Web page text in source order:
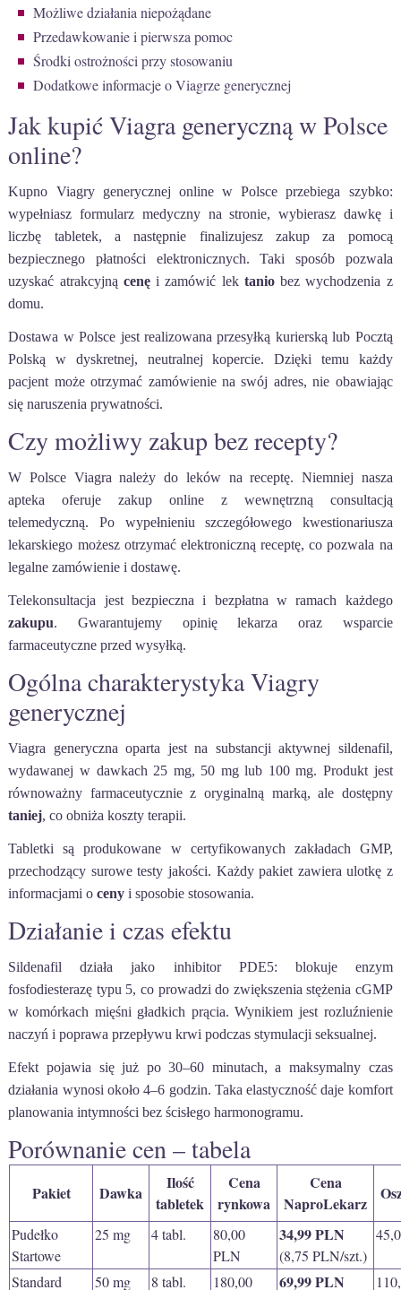
Możliwe działania niepożądane
Przedawkowanie i pierwsza pomoc
Środki ostrożności przy stosowaniu
Dodatkowe informacje o Viagrze generycznej
Jak kupić Viagra generyczną w Polsce
online?
Kupno Viagry generycznej online w Polsce przebiega szybko:
wypełniasz formularz medyczny na stronie, wybierasz dawkę i
liczbę tabletek, a następnie finalizujesz zakup za pomocą
bezpiecznego płatności elektronicznych. Taki sposób pozwala
uzyskać atrakcyjną cenęi zamówić lek taniobez wychodzenia z
domu.
Dostawa w Polsce jest realizowana przesyłką kurierską lub Pocztą
Polską w dyskretnej, neutralnej kopercie. Dzięki temu każdy
pacjent może otrzymać zamówienie na swój adres, nie obawiając
się naruszenia prywatności.
Czy możliwy zakup bez recepty?
W Polsce Viagra należy do leków na receptę. Niemniej nasza
apteka oferuje zakup online z wewnętrzną consultacją
telemedyczną. Po wypełnieniu szczegółowego kwestionariusza
lekarskiego możesz otrzymać elektroniczną receptę, co pozwala na
legalne zamówienie i dostawę.
Telekonsultacja jest bezpieczna i bezpłatna w ramach każdego
zakupu. Gwarantujemy opinię lekarza oraz wsparcie
farmaceutyczne przed wysyłką.
Ogólna charakterystyka Viagry
generycznej
Viagra generyczna oparta jest na substancji aktywnej sildenafil,
wydawanej w dawkach 25 mg, 50 mg lub 100 mg. Produkt jest
równoważny farmaceutycznie z oryginalną marką, ale dostępny
taniej, co obniża koszty terapii.
Tabletki są produkowane w certyfikowanych zakładach GMP,
przechodzący surowe testy jakości. Każdy pakiet zawiera ulotkę z
informacjami oceny i sposobie stosowania.
Działanie i czas efektu
Sildenafil działa jako inhibitor PDE5: blokuje enzym
fosfodiesterazę typu 5, co prowadzi do zwiększenia stężenia cGMP
w komórkach mięśni gładkich prącia. Wynikiem jest rozluźnienie
naczyń i poprawa przepływu krwi podczas stymulacji seksualnej.
Efekt pojawia się już po 30–60 minutach, a maksymalny czas
działania wynosi około 4–6 godzin. Taka elastyczność daje komfort
planowania intymności bez ścisłego harmonogramu.
Porównanie cen – tabela
Pakiet Dawka
Ilość
tabletek
Cena
rynkowa
Cena
NaproLekarz
Pudełko
Startowe
25 mg 4 tabl.
80,00
PLN
34,99 PLN
(8,75 PLN/szt.)
Standard 50 mg 8 tabl. 180,00 69,99 PLN